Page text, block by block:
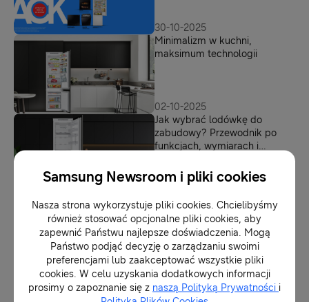
30-10-2025
Minimalizm w kuchni,
maksimum technologii
02-10-2025
Jak wybrać lodówkę do
zabudowy? Przewodnik po
funkcjach, wymiarach i
18-09-2025
Mrożenie, czyli zdrowy sposób
na zachowanie smaków lata
na dłużej
05-08-2024
Znajdź lodówkę idealną.
Samsung rusza z nową
Samsung Newsroom i pliki cookies
Nasza strona wykorzystuje pliki cookies. Chcielibyśmy
również stosować opcjonalne pliki cookies, aby
zapewnić Państwu najlepsze doświadczenia. Mogą
Państwo podjąć decyzję o zarządzaniu swoimi
preferencjami lub zaakceptować wszystkie pliki
cookies. W celu uzyskania dodatkowych informacji
prosimy o zapoznanie się z naszą Polityką Prywatności i